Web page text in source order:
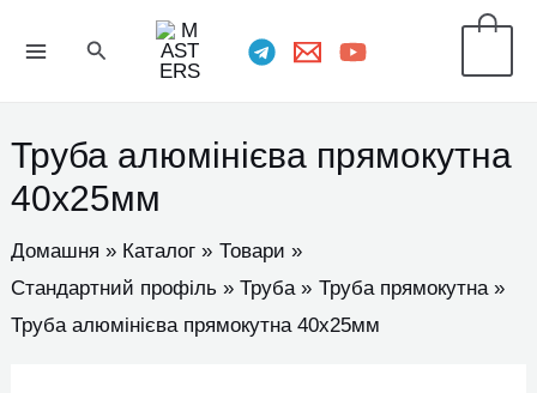
Пошук
Труба алюмінієва прямокутна
40х25мм
Домашня Каталог
Товари
Стандартний профіль
Труба
Труба прямокутна
Труба алюмінієва прямокутна 40х25мм